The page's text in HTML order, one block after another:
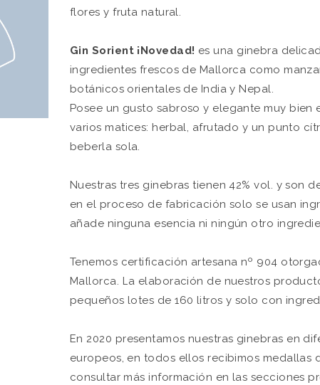
flores y fruta natural.
Gin Sorient ¡Novedad! es una ginebra
ingredientes frescos de Mallorca como
botánicos orientales de India y Nepal.
Posee un gusto sabroso y elegante muy
varios matices: herbal, afrutado y un punto
beberla sola.
Nuestras tres ginebras tienen 42% vol. y son
en el proceso de fabricación solo se usan
añade ninguna esencia ni ningún otro
Tenemos certificación artesana nº 904
Mallorca. La elaboración de nuestros
pequeños lotes de 160 litros y solo con
En 2020 presentamos nuestras ginebras en
europeos, en todos ellos recibimos medallas
consultar más información en las secciones